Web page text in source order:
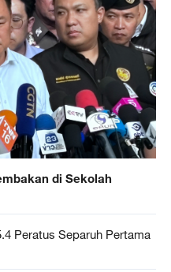
di Sekolah
Peratus Separuh Pertama